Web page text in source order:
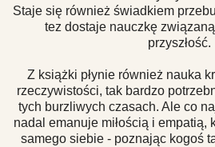
Staje się również świadkiem
tez dostaje nauczkę
przyszłość.
Z książki płynie również nauka
rzeczywistości, tak bardzo
tych burzliwych czasach. Ale co
nadal emanuje miłością i empatią,
samego siebie - poznając kogoś